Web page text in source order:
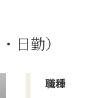
日勤）
職種